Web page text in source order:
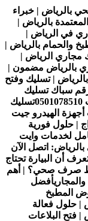
بالرياض | خبراء
بالرياض |
في الرياض |
والحمام بالرياض |
مجاري الرياض |
بالرياض مضمون |
| تسليك وفتح
سباك تسليك
تسليك
الهيدرو جيت
| حلول فورية
لخدمات وايت
اتصل الآن
أن البيارة تحتاج
صرف صحي؟ | أهم
أفضل
المطبخ
| حلول فعالة
| فتح البلاعات